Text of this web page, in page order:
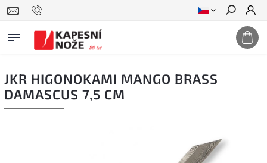
Hledat
JKR HIGONOKAMI MANGO BRASS
DAMASCUS 7,5 CM